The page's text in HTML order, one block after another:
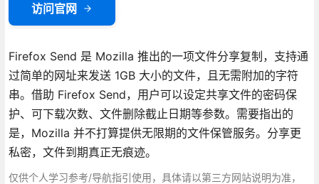
访问官网
Firefox Send 是 Mozilla 推出的一项文件分享复制，支持通
过简单的网址来发送 1GB 大小的文件，且无需附加的字符
串。借助 Firefox Send，用户可以设定共享文件的密码保
护、可下载次数、文件删除截止日期等参数。需要指出的
是，Mozilla 并不打算提供无限期的文件保管服务。分享更
私密，文件到期真正无痕迹。
仅供个人学习参考/导航指引使用，具体请以第三方网站说明为准，